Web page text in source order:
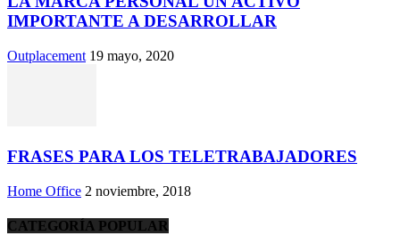
IMPORTANTE A DESARROLLAR
Outplacement 19 mayo, 2020
FRASES PARA LOS TELETRABAJADORES
Home Office 2 noviembre, 2018
CATEGORÍA POPULAR